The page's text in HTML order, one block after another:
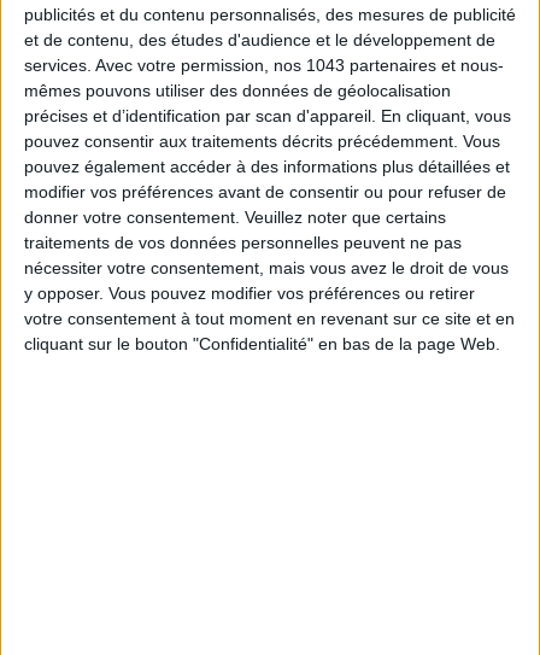
publicités et du contenu personnalisés, des mesures de publicité
et de contenu, des études d'audience et le développement de
services. Avec votre permission, nos 1043 partenaires et nous-
mêmes pouvons utiliser des données de géolocalisation
précises et d’identification par scan d'appareil. En cliquant, vous
pouvez consentir aux traitements décrits précédemment. Vous
pouvez également accéder à des informations plus détaillées et
modifier vos préférences avant de consentir ou pour refuser de
donner votre consentement. Veuillez noter que certains
traitements de vos données personnelles peuvent ne pas
nécessiter votre consentement, mais vous avez le droit de vous
y opposer. Vous pouvez modifier vos préférences ou retirer
votre consentement à tout moment en revenant sur ce site et en
cliquant sur le bouton "Confidentialité" en bas de la page Web.
LES SNEAKERS STARS DE L’ÉTÉ
Inscrivez-vous à notre newsletter